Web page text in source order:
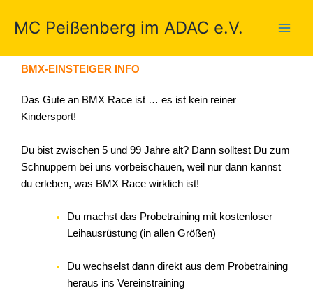
InhaltMC Peißenberg im ADAC e.V.
BMX-EINSTEIGER INFO
Das Gute an BMX Race ist … es ist kein reiner
Kindersport!
Du bist zwischen 5 und 99 Jahre alt? Dann solltest Du zum
Schnuppern bei uns vorbeischauen, weil nur dann kannst
du erleben, was BMX Race wirklich ist!
Du machst das Probetraining mit kostenloser
Leihausrüstung (in allen Größen)
Du wechselst dann direkt aus dem Probetraining
heraus ins Vereinstraining